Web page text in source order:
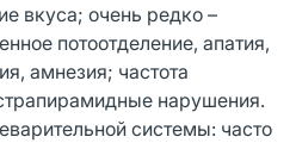
вкуса; очень редко –
потоотделение, апатия,
амнезия; частота
нарушения.
системы: часто